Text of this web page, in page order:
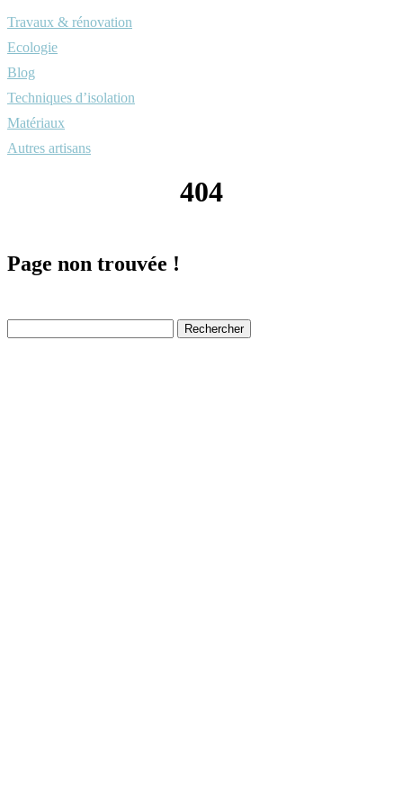
Travaux & rénovation
Ecologie
Blog
Techniques d’isolation
Matériaux
Autres artisans
404
Page non trouvée !